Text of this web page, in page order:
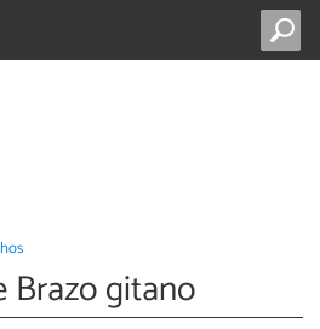
Brazo gitano